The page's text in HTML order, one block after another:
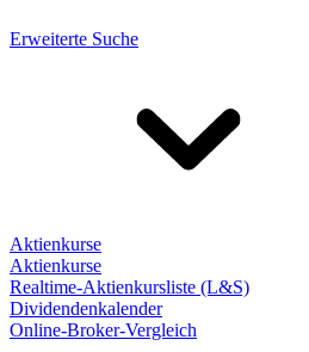
Erweiterte Suche
Aktienkurse
Aktienkurse
Realtime-Aktienkursliste (L&S)
Dividendenkalender
Online-Broker-Vergleich